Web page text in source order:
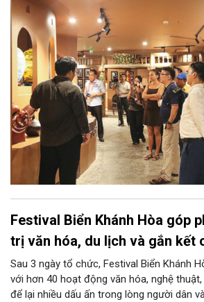
tăng 17,9% so với cùng kỳ năm trước.
Festival Biển Khánh Hòa góp
trị văn hóa, du lịch và gắn kết
Sau 3 ngày tổ chức, Festival Biển Khánh
với hơn 40 hoạt động văn hóa, nghệ
để lại nhiều dấu ấn trong lòng người dân